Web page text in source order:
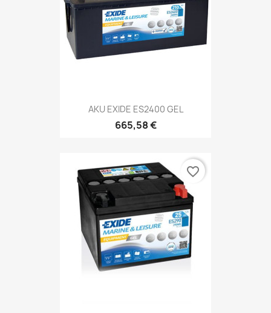
AKU EXIDE ES2400 GEL
665,58 €
favorite_border